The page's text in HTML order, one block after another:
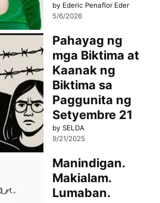
by Ederic Penaflor Eder
5/6/2026
Pahayag ng
mga Biktima at
Kaanak ng
Biktima sa
Paggunita ng
Setyembre 21
by SELDA
9/21/2025
Manindigan.
Makialam.
Lumaban.